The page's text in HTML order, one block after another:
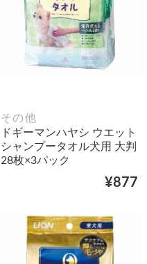
その他
ドギーマンハヤシ ウエット
シャンプータオル犬用 大判
28枚×3パック
¥877